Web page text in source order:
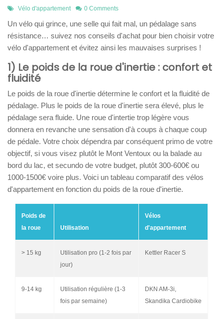
Vélo d'appartement 0 Comments
Un vélo qui grince, une selle qui fait mal, un pédalage sans
résistance… suivez nos conseils d'achat pour bien choisir votre
vélo d'appartement et évitez ainsi les mauvaises surprises !
1) Le poids de la roue d'inertie : confort et
fluidité
Le poids de la roue d'inertie détermine le confort et la fluidité de
pédalage. Plus le poids de la roue d'inertie sera élevé, plus le
pédalage sera fluide. Une roue d'intertie trop légère vous
donnera en revanche une sensation d'à coups à chaque coup
de pédale. Votre choix dépendra par conséquent primo de votre
objectif, si vous visez plutôt le Mont Ventoux ou la balade au
bord du lac, et secundo de votre budget, plutôt 300-600€ ou
1000-1500€ voire plus. Voici un tableau comparatif des vélos
d'appartement en fonction du poids de la roue d'inertie.
Poids de
la roue
Utilisation
Vélos
d'appartement
> 15 kg
Utilisation pro (1-2 fois par
jour)
Kettler Racer S
9-14 kg
Utilisation régulière (1-3
fois par semaine)
DKN AM-3i,
Skandika Cardiobike